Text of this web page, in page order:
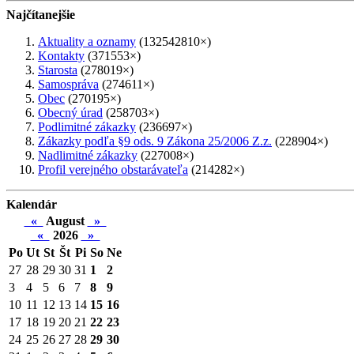
Najčítanejšie
Aktuality a oznamy (132542810×)
Kontakty (371553×)
Starosta (278019×)
Samospráva (274611×)
Obec (270195×)
Obecný úrad (258703×)
Podlimitné zákazky (236697×)
Zákazky podľa §9 ods. 9 Zákona 25/2006 Z.z. (228904×)
Nadlimitné zákazky (227008×)
Profil verejného obstarávateľa (214282×)
Kalendár
«
August
»
«
2026
»
Po Ut St Št Pi So Ne
27 28 29 30 31 1
2
3
4 5 6 7 8
9
10 11 12 13 14 15 16
17 18 19 20 21 22 23
24 25 26 27 28 29 30